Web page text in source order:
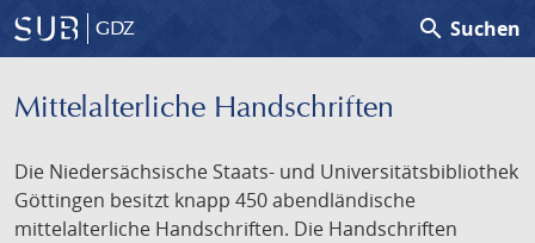
GDZ search Suchen
Mittelalterliche Handschriften
Die Niedersächsische Staats- und Universitätsbibliothek
Göttingen besitzt knapp 450 abendländische
mittelalterliche Handschriften. Die Handschriften